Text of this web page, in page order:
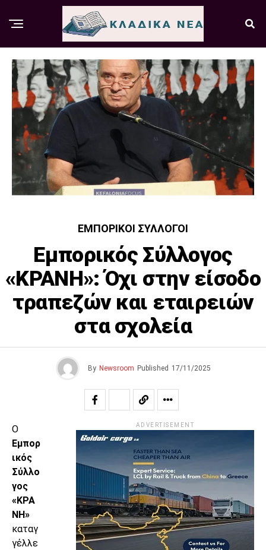
ΕΜΠΟΡΙΚΟΊ ΣΎΛΛΟΓΟΙ
Εμπορικός Σύλλογος
«ΚΡΑΝΗ»: Όχι στην είσοδο
τραπεζών και εταιρειών
στα σχολεία
By Newsroom Published 17/11/2025
Ο
Εμπορ
ικός
Σύλλο
γος
«ΚΡΑ
ΝΗ»
καταγ
γέλλε
ADVERTISEMENT